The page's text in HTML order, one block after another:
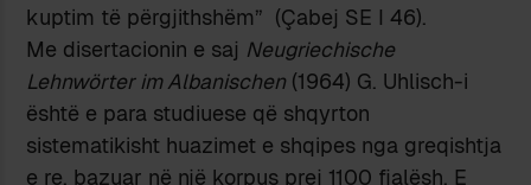
kuptim të përgjithshëm” (Çabej SE I 46).
Me disertacionin e saj Neugriechische
Lehnwörter im Albanischen (1964) G. Uhlisch-i
është e para studiuese që shqyrton
sistematikisht huazimet e shqipes nga greqishtja
e re, bazuar në një korpus prej 1100 fjalësh. E